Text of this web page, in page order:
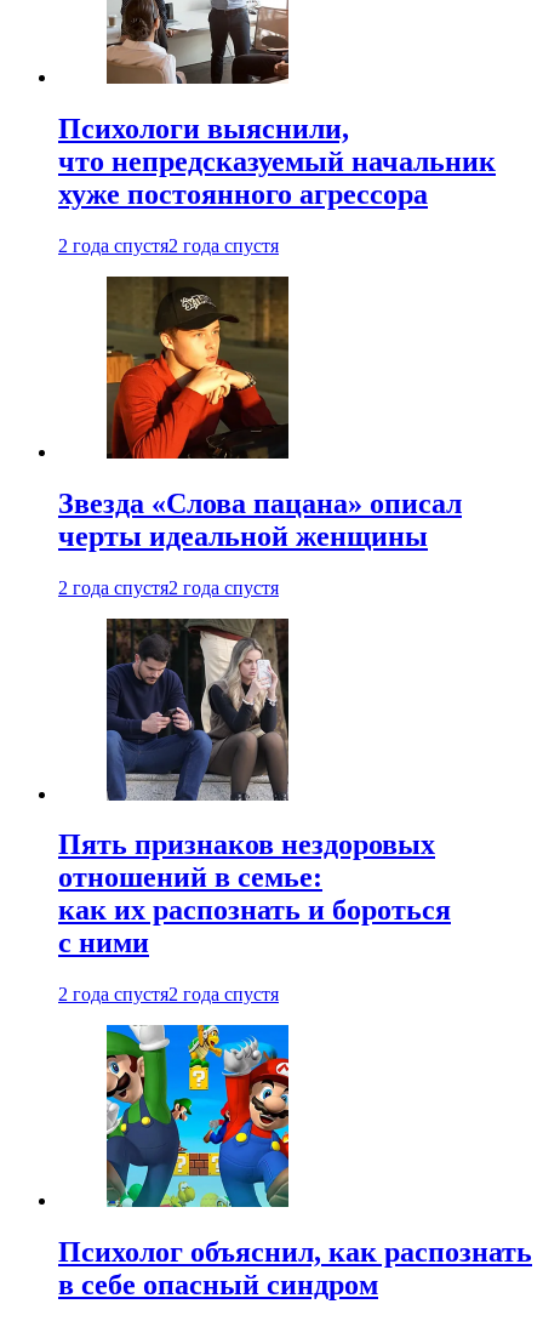
Психологи выяснили,
что непредсказуемый начальник
хуже постоянного агрессора
2 года спустя2 года спустя
Звезда «Слова пацана» описал
черты идеальной женщины
2 года спустя2 года спустя
Пять признаков нездоровых
отношений в семье:
как их распознать и бороться
с ними
2 года спустя2 года спустя
Психолог объяснил, как распознать
в себе опасный синдром